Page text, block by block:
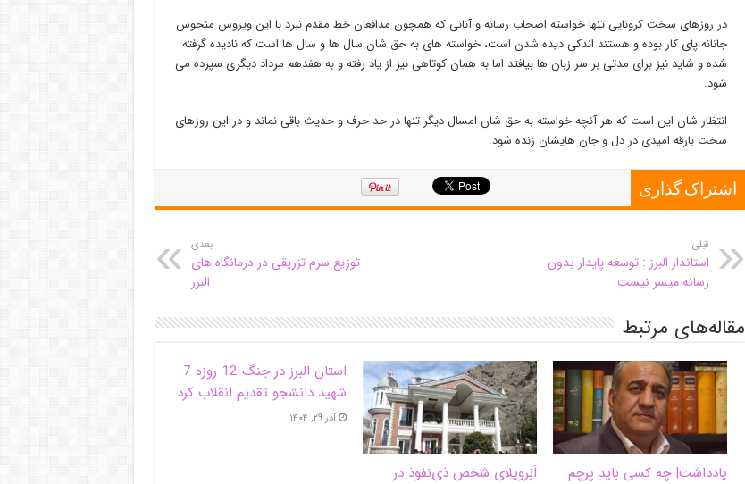
در روزهای سخت کرونایی تنها خواسته اصحاب رسانه و آنانی که همچون مدافعان خط مقدم نبرد با این ویروس منحوس
جانانه پای کار بوده و هستند اندکی دیده شدن است، خواسته های به حق شان سال ها و سال ها است که نادیده گرفته
شده و شاید نیز برای مدتی بر سر زبان ها بیافتد اما به همان کوتاهی نیز از یاد رفته و به هفدهم مرداد دیگری سپرده می
شود.
انتظار شان این است که هر آنچه خواسته به حق شان امسال دیگر تنها در حد حرف و حدیث باقی نماند و در این روزهای
سخت بارقه امیدی در دل و جان هایشان زنده شود.
اشتراک گذاری
قبلی
استاندار البرز : توسعه پایدار بدون
رسانه میسر نیست
بعدی
توزیع سرم تزریقی در درمانگاه های
البرز
مقاله‌های مرتبط
یادداشت| ‌چه کسی باید پرچم
اَبَر‌ویلای شخص ذی‌نفوذ در
استان البرز در جنگ 12 روزه 7
شهید دانشجو تقدیم انقلاب کرد
آذر ۲۹, ۱۴۰۴